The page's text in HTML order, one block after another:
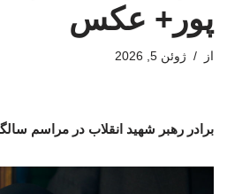
پور+ عکس
از ژوئن 5, 2026
برادر رهبر شهید انقلاب در مراسم